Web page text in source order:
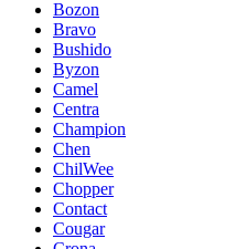
Bozon
Bravo
Bushido
Byzon
Camel
Centra
Champion
Chen
ChilWee
Chopper
Contact
Cougar